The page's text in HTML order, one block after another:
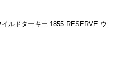
ルドターキー 1855 RESERVE ウ